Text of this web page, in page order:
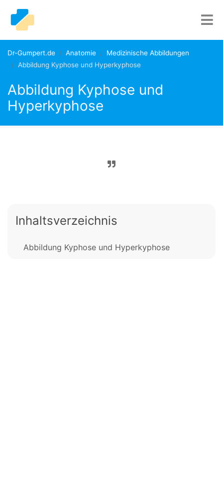
Dr-Gumpert.de Anatomie
Medizinische Abbildungen
Abbildung Kyphose und Hyperkyphose
Abbildung Kyphose und
Hyperkyphose
Inhaltsverzeichnis
Abbildung Kyphose und Hyperkyphose